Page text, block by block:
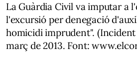
La Guàrdia Civil va imputar a
l'excursió per denegació
homicidi imprudent".
març de 2013. Font: